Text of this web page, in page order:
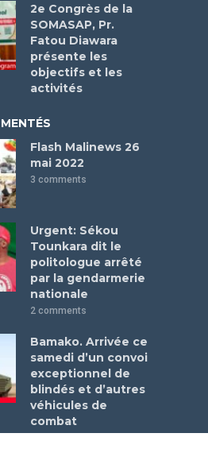
2e Congrès de la
SOMASAP, Pr.
Fatou Diawara
présente les
objectifs et les
activités
Flash Malinews 26
mai 2022
3 comments
Urgent: Sékou
Tounkara dit le
politologue arrêté
par la gendarmerie
nationale
2 comments
Bamako. Arrivée ce
samedi d’un convoi
exceptionnel de
blindés et d’autres
véhicules de
combat